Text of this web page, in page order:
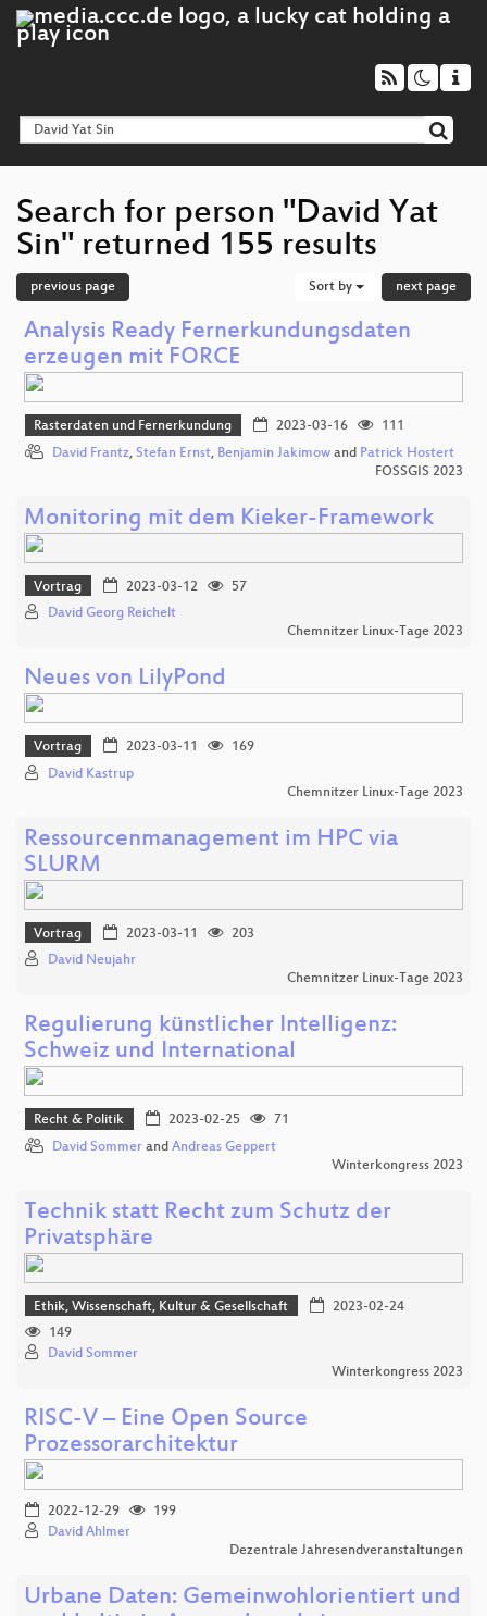
Search for person "David Yat
Sin" returned 155 results
previous page Sort by next page
Analysis Ready Fernerkundungsdaten
erzeugen mit FORCE
Rasterdaten und Fernerkundung 2023-03-16
111
David Frantz, Stefan Ernst, Benjamin Jakimow and Patrick Hostert
FOSSGIS 2023
Monitoring mit dem Kieker-Framework
Vortrag 2023-03-12
57
David Georg Reichelt
Chemnitzer Linux-Tage 2023
Neues von LilyPond
Vortrag 2023-03-11
169
David Kastrup
Chemnitzer Linux-Tage 2023
Ressourcenmanagement im HPC via
SLURM
Vortrag 2023-03-11
203
David Neujahr
Chemnitzer Linux-Tage 2023
Regulierung künstlicher Intelligenz:
Schweiz und International
Recht & Politik 2023-02-25
71
David Sommer and Andreas Geppert
Winterkongress 2023
Technik statt Recht zum Schutz der
Privatsphäre
Ethik, Wissenschaft, Kultur & Gesellschaft
2023-02-24
149
David Sommer
Winterkongress 2023
RISC-V – Eine Open Source
Prozessorarchitektur
2022-12-29
199
David Ahlmer
Dezentrale Jahresendveranstaltungen
Urbane Daten: Gemeinwohlorientiert und